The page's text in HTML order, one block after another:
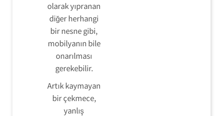
olarak yıpranan
diğer herhangi
bir nesne gibi,
mobilyanın bile
onarılması
gerekebilir.
Artık kaymayan
bir çekmece,
yanlış